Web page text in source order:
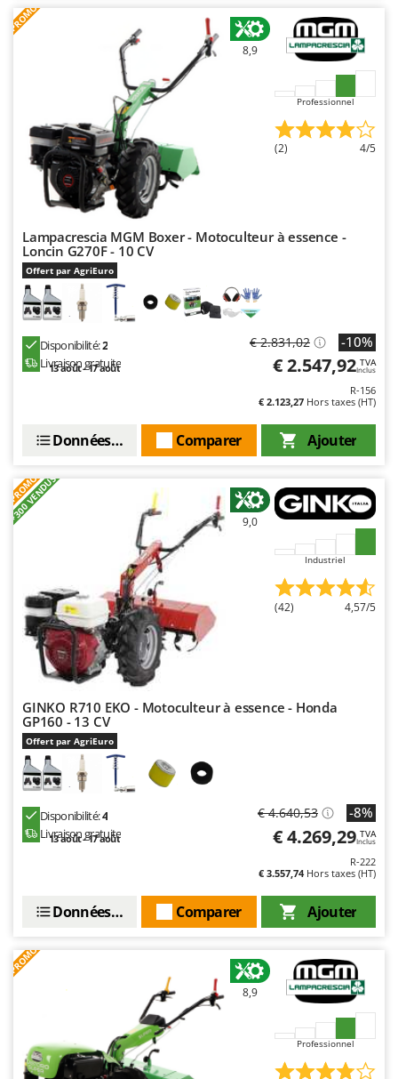
PROMO
8,9
Professionnel
(2) 4/5
Lampacrescia MGM Boxer - Motoculteur à essence -
Loncin G270F - 10 CV
Offert par AgriEuro
Disponibilité:2
Livraison gratuite
13 août - 17 août
€ 2.831,02 -10%
€ 2.547,92 TVA
Inclus
R-156
€ 2.123,27 Hors taxes (HT)
Ajouter
Comparer
Données techniques
PROMO
+300 VENDUS 9,0
Industriel
(42) 4,57/5
GINKO R710 EKO - Motoculteur à essence - Honda
GP160 - 13 CV
Offert par AgriEuro
Disponibilité:4
Livraison gratuite
13 août - 17 août
€ 4.640,53 -8%
€ 4.269,29 TVA
Inclus
R-222
€ 3.557,74Hors taxes (HT)
Ajouter
Comparer
Données techniques
PROMO
8,9
Professionnel